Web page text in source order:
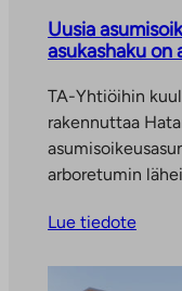
Uusia
asukashaku on
TA-Yhtiöihin
rakennuttaa
arboretumin
Lue tiedote